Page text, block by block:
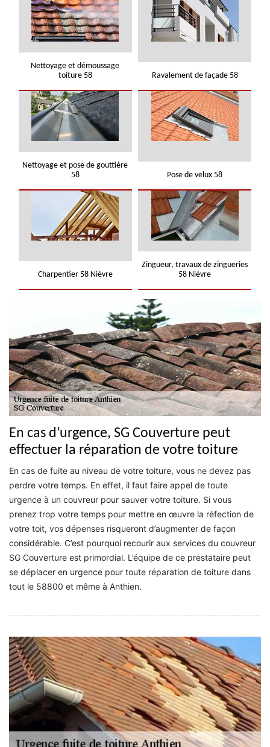
Nettoyage et démoussage
toiture 58
Ravalement de façade 58
Nettoyage et pose de gouttière
58
Pose de velux 58
Charpentier 58 Nièvre
Zingueur, travaux de zingueries
58 Nièvre
En cas d’urgence, SG Couverture peut
effectuer la réparation de votre toiture
En cas de fuite au niveau de votre toiture, vous ne devez pas
perdre votre temps. En effet, il faut faire appel de toute
urgence à un couvreur pour sauver votre toiture. Si vous
prenez trop votre temps pour mettre en œuvre la réfection de
votre toit, vos dépenses risqueront d’augmenter de façon
considérable. C’est pourquoi recourir aux services du couvreur
SG Couverture est primordial. L’équipe de ce prestataire peut
se déplacer en urgence pour toute réparation de toiture dans
tout le 58800 et même à Anthien.